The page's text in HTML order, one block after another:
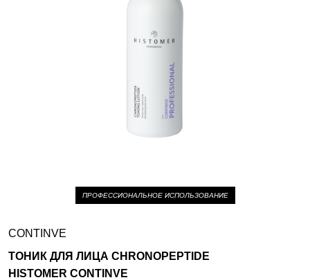
ПРОФЕССИОНАЛЬНОЕ ИСПОЛЬЗОВАНИЕ
CONTINVE
ТОНИК ДЛЯ ЛИЦА CHRONOPEPTIDE
HISTOMER CONTINVE